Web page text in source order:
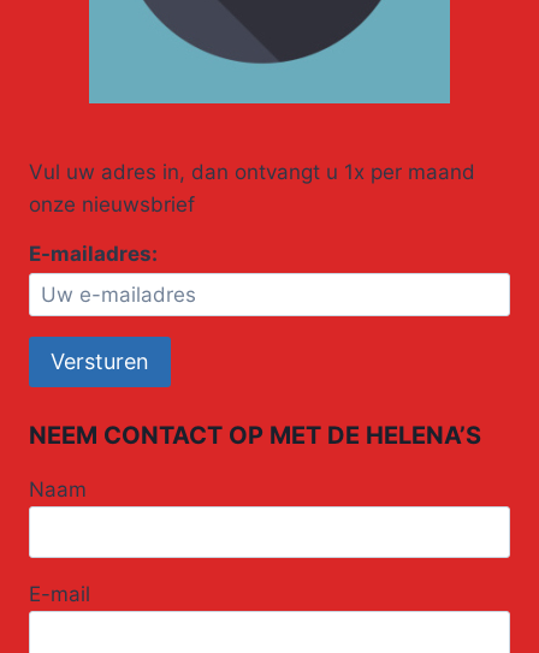
Vul uw adres in, dan ontvangt u 1x per maand
onze nieuwsbrief
E-mailadres:
NEEM CONTACT OP MET DE HELENA’S
Naam
E-mail